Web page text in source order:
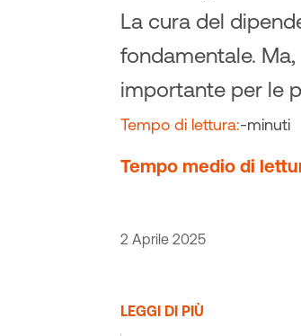
La cura del
fondamentale. Ma,
importante per le
Tempo di lettura:-minuti
Tempo medio di
2 Aprile 2025
LEGGI DI PIÙ